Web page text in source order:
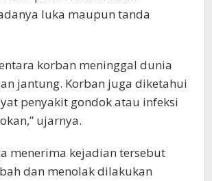
luka maupun tanda
korban meninggal dunia
jantung. Korban juga diketahui
penyakit gondok atau infeksi
ujarnya.
menerima kejadian tersebut
dan menolak dilakukan